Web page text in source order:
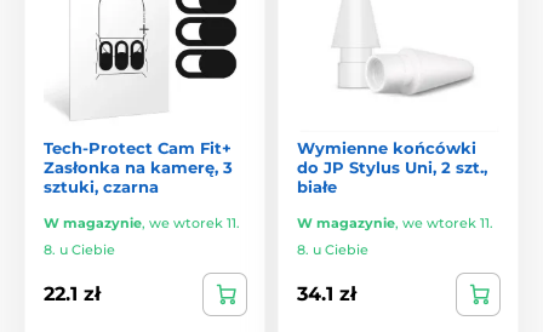
Tech-Protect Cam Fit+
Zasłonka na kamerę, 3
sztuki, czarna
W magazynie, we wtorek 11.
8. u Ciebie
22.1 zł
Wymienne końcówki
do JP Stylus Uni, 2 szt.,
białe
W magazynie, we wtorek 11.
8. u Ciebie
34.1 zł